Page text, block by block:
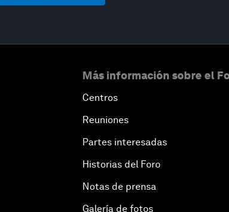
Más información sobre el
Centros
Reuniones
Partes interesadas
Historias del Foro
Notas de prensa
Galería de fotos